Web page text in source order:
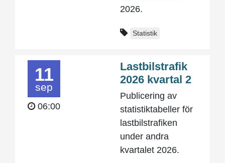
2026.
Statistik
11
sep
06:00
Lastbilstrafik
2026 kvartal 2
Publicering av
statistiktabeller för
lastbilstrafiken
under andra
kvartalet 2026.